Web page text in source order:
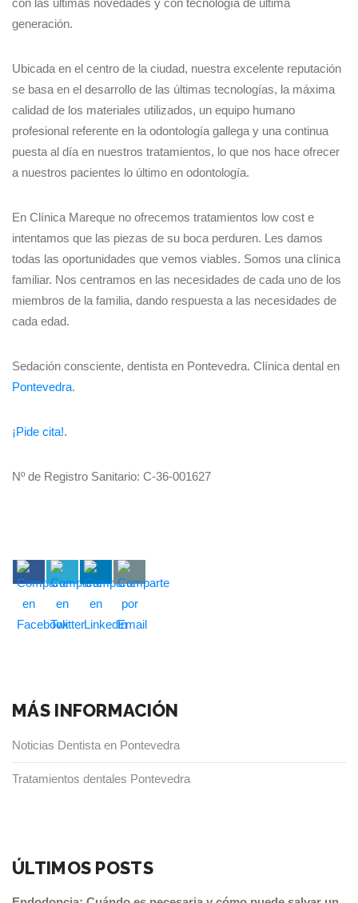
con las últimas novedades y con tecnología de última
generación.
Ubicada en el centro de la ciudad, nuestra excelente reputación
se basa en el desarrollo de las últimas tecnologías, la máxima
calidad de los materiales utilizados, un equipo humano
profesional referente en la odontología gallega y una continua
puesta al día en nuestros tratamientos, lo que nos hace ofrecer
a nuestros pacientes lo último en odontología.
En Clínica Mareque no ofrecemos tratamientos low cost e
intentamos que las piezas de su boca perduren. Les damos
todas las oportunidades que vemos viables. Somos una clínica
familiar. Nos centramos en las necesidades de cada uno de los
miembros de la familia, dando respuesta a las necesidades de
cada edad.
Sedación consciente, dentista en Pontevedra. Clínica dental en
Pontevedra.
¡Pide cita!.
Nº de Registro Sanitario: C-36-001627
MÁS INFORMACIÓN
Noticias Dentista en Pontevedra
Tratamientos dentales Pontevedra
ÚLTIMOS POSTS